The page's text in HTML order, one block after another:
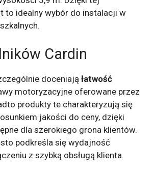
to idealny wybór do instalacji w
Cardin
doceniają łatwość
motoryzacyjne oferowane przez
produkty te charakteryzują się
jakości do ceny, dzięki
dla szerokiego grona klientów.
podkreśla się wydajność
z szybką obsługą klienta.